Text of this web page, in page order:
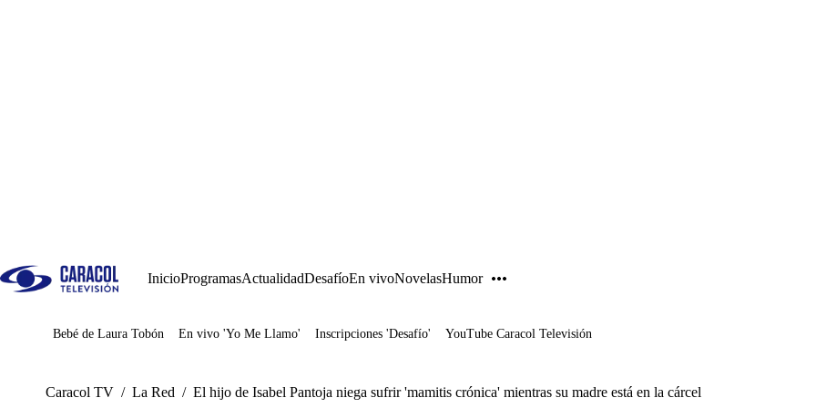
InicioProgramasActualidadDesafíoEn vivoNovelasHumor
Juegos
Bebé de Laura Tobón En vivo 'Yo Me Llamo' Inscripciones 'Desafío' YouTube Caracol Televisión
Caracol TV / La Red / El hijo de Isabel Pantoja niega sufrir 'mamitis crónica' mientras su madre está en la cárcel